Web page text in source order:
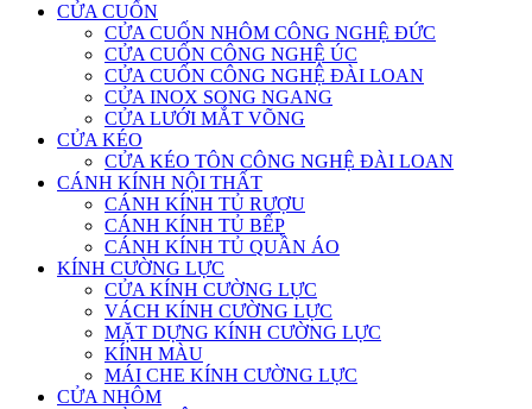
CỬA CUỐN
CỬA CUỐN NHÔM CÔNG NGHỆ ĐỨC
CỬA CUỐN CÔNG NGHỆ ÚC
CỬA CUỐN CÔNG NGHỆ ĐÀI LOAN
CỬA INOX SONG NGANG
CỬA LƯỚI MẮT VÕNG
CỬA KÉO
CỬA KÉO TÔN CÔNG NGHỆ ĐÀI LOAN
CÁNH KÍNH NỘI THẤT
CÁNH KÍNH TỦ RƯỢU
CÁNH KÍNH TỦ BẾP
CÁNH KÍNH TỦ QUẦN ÁO
KÍNH CƯỜNG LỰC
CỬA KÍNH CƯỜNG LỰC
VÁCH KÍNH CƯỜNG LỰC
MẶT DỰNG KÍNH CƯỜNG LỰC
KÍNH MÀU
MÁI CHE KÍNH CƯỜNG LỰC
CỬA NHÔM